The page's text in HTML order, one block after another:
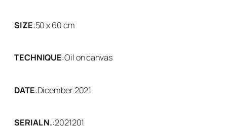
SIZE:50 x 60 cm
TECHNIQUE:Oil on canvas
DATE:Dicember 2021
SERIAL N.:2021201